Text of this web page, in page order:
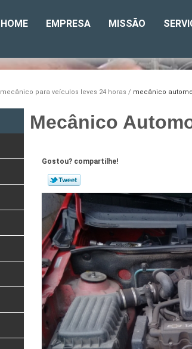
HOME EMPRESA MISSÃO
mecânico para veículos leves 24 horas mecânico
Mecânico
Gostou? compartilhe!